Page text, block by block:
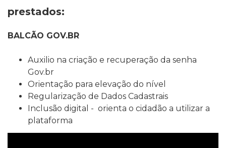
prestados:
BALCÃO GOV.BR
Auxilio na criação e recuperação da senha
Gov.br
Orientação para elevação do nível
Regularização de Dados Cadastrais
Inclusão digital - orienta o cidadão a utilizar a
plataforma